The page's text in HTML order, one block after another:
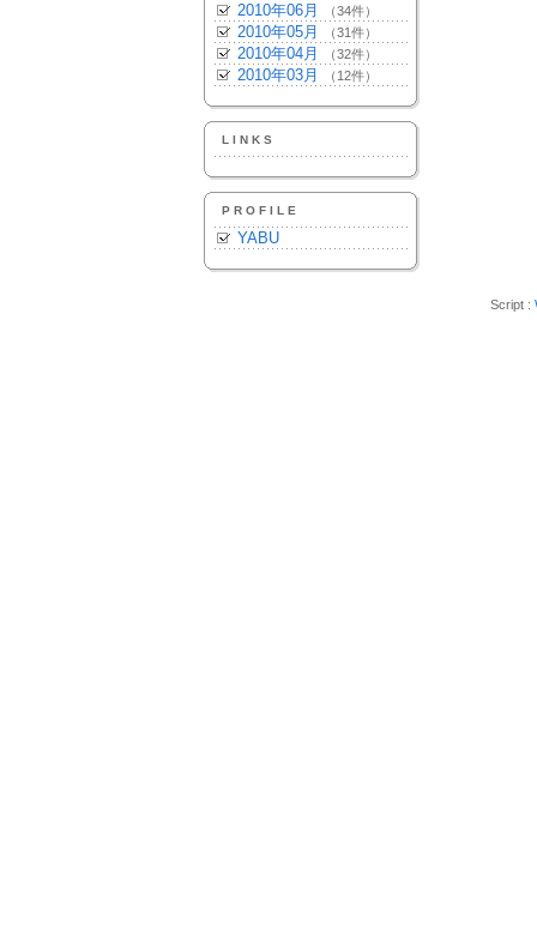
2010年06月 （34件）
2010年05月 （31件）
2010年04月 （32件）
2010年03月 （12件）
LINKS
PROFILE
YABU
Script :